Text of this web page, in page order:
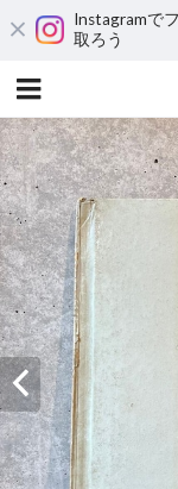
Instagramで
取ろう